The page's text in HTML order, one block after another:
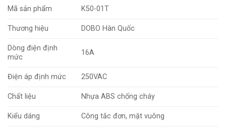
Mã sản phẩm K50-01T
Thương hiệu DOBO Hàn Quốc
Dòng điện định
mức
16A
Điện áp định mức 250VAC
Chất liệu Nhựa ABS chống cháy
Kiểu dáng Công tắc đơn, mặt vuông